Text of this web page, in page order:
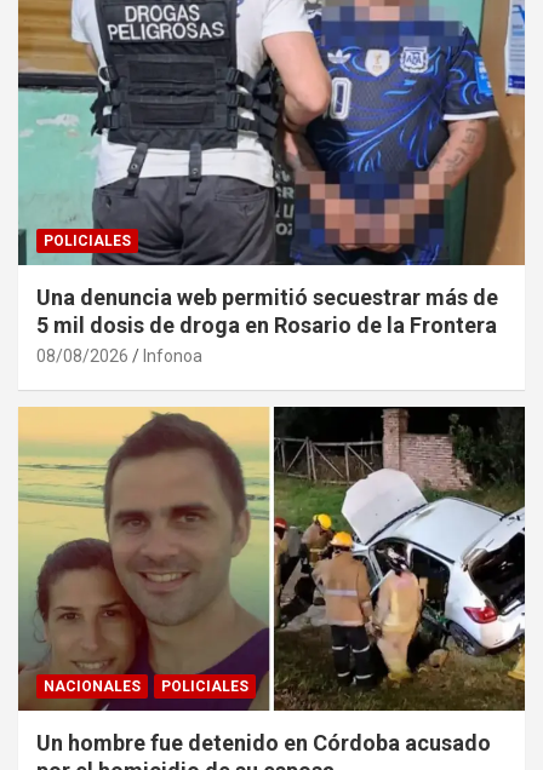
POLICIALES
Una denuncia web permitió secuestrar más de
5 mil dosis de droga en Rosario de la Frontera
08/08/2026 Infonoa
NACIONALES POLICIALES
Un hombre fue detenido en Córdoba acusado